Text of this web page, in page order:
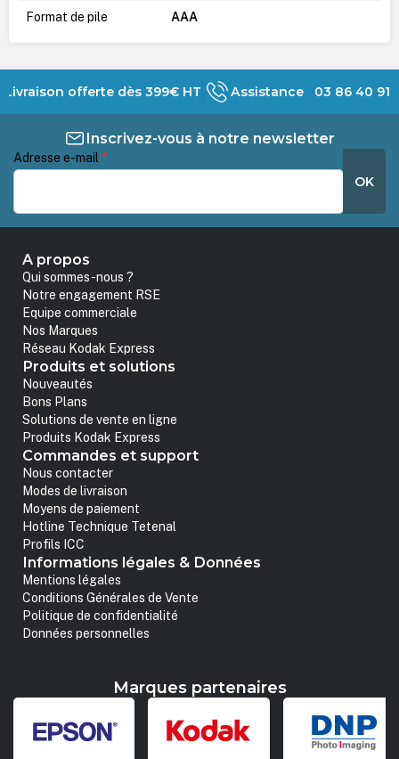
Format de pile AAA
Livraison offerte dès 399€ HT Assistance 03 86 40 91
Inscrivez-vous à notre newsletter
Adresse e-mail *
OK
A propos
Qui sommes-nous ?
Notre engagement RSE
Equipe commerciale
Nos Marques
Réseau Kodak Express
Produits et solutions
Nouveautés
Bons Plans
Solutions de vente en ligne
Produits Kodak Express
Commandes et support
Nous contacter
Modes de livraison
Moyens de paiement
Hotline Technique Tetenal
Profils ICC
Informations légales & Données
Mentions légales
Conditions Générales de Vente
Politique de confidentialité
Données personnelles
Marques partenaires